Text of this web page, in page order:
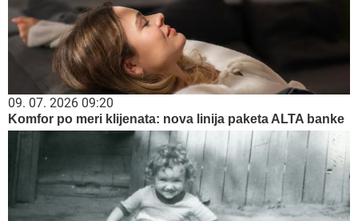
09. 07. 2026 09:20
Komfor po meri klijenata: nova linija paketa ALTA banke